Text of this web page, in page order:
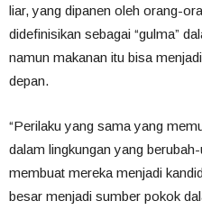
liar, yang dipanen oleh orang-
didefinisikan sebagai “gulma”
namun makanan itu bisa
depan.
“Perilaku yang sama yang
dalam lingkungan yang
membuat mereka menjadi
besar menjadi sumber pokok